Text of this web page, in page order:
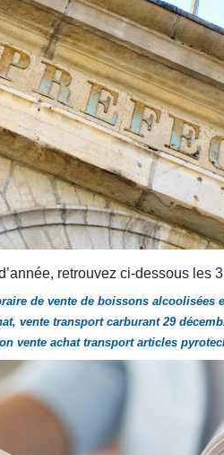
retrouvez ci-dessous les
de vente de boissons alcoolisées
vente transport carburant 29
vente achat transport articles